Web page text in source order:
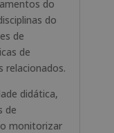
do
do
de
de
relacionados.
didática,
de
monitorizar